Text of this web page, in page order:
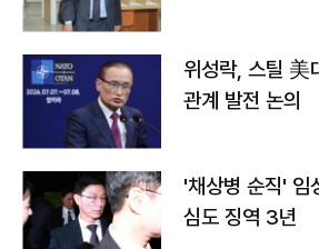
위성락, 스틸 美
관계 발전 논의
'채상병 순직' 임
심도 징역 3년